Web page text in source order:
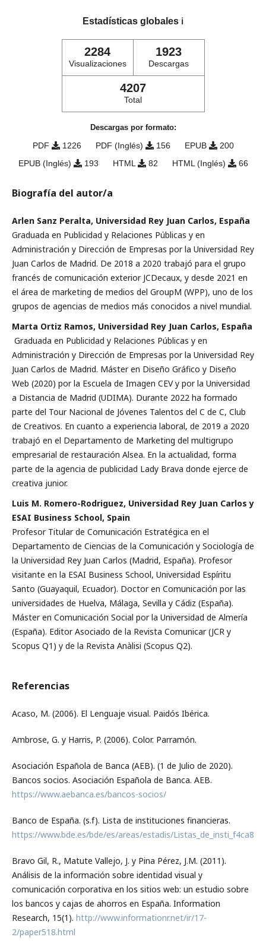
Estadísticas globales ℹ️
2284
Visualizaciones
1923
Descargas
4207
Total
Descargas por formato:
PDF 1226 PDF (Inglés) 156 EPUB
200
EPUB (Inglés)
193 HTML 82 HTML (Inglés) 66
Biografía del autor/a
Arlen Sanz Peralta, Universidad Rey Juan Carlos, España
Graduada en Publicidad y Relaciones Públicas y en
Administración y Dirección de Empresas por la Universidad Rey
Juan Carlos de Madrid. De 2018 a 2020 trabajó para el grupo
francés de comunicación exterior JCDecaux, y desde 2021 en
el área de marketing de medios del GroupM (WPP), uno de los
grupos de agencias de medios más conocidos a nivel mundial.
Marta Ortiz Ramos, Universidad Rey Juan Carlos, España
Graduada en Publicidad y Relaciones Públicas y en
Administración y Dirección de Empresas por la Universidad Rey
Juan Carlos de Madrid. Máster en Diseño Gráfico y Diseño
Web (2020) por la Escuela de Imagen CEV y por la Universidad
a Distancia de Madrid (UDIMA). Durante 2022 ha formado
parte del Tour Nacional de Jóvenes Talentos del C de C, Club
de Creativos. En cuanto a experiencia laboral, de 2019 a 2020
trabajó en el Departamento de Marketing del multigrupo
empresarial de restauración Alsea. En la actualidad, forma
parte de la agencia de publicidad Lady Brava donde ejerce de
creativa junior.
Luis M. Romero-Rodriguez, Universidad Rey Juan Carlos y
ESAI Business School, Spain
Profesor Titular de Comunicación Estratégica en el
Departamento de Ciencias de la Comunicación y Sociología de
la Universidad Rey Juan Carlos (Madrid, España). Profesor
visitante en la ESAI Business School, Universidad Espíritu
Santo (Guayaquil, Ecuador). Doctor en Comunicación por las
universidades de Huelva, Málaga, Sevilla y Cádiz (España).
Máster en Comunicación Social por la Universidad de Almería
(España). Editor Asociado de la Revista Comunicar (JCR y
Scopus Q1) y de la Revista Anàlisi (Scopus Q2).
Referencias
Acaso, M. (2006). El Lenguaje visual. Paidós Ibérica.
Ambrose, G. y Harris, P. (2006). Color. Parramón.
Asociación Española de Banca (AEB). (1 de Julio de 2020).
Bancos socios. Asociación Española de Banca. AEB.
https://www.aebanca.es/bancos-socios/
Banco de España. (s.f). Lista de instituciones financieras.
https://www.bde.es/bde/es/areas/estadis/
Bravo Gil, R., Matute Vallejo, J. y Pina Pérez, J.M. (2011).
Análisis de la información sobre identidad visual y
comunicación corporativa en los sitios web: un estudio sobre
los bancos y cajas de ahorros en España. Information
Research, 15(1). http://www.informationr.net/ir/17-
2/paper518.html